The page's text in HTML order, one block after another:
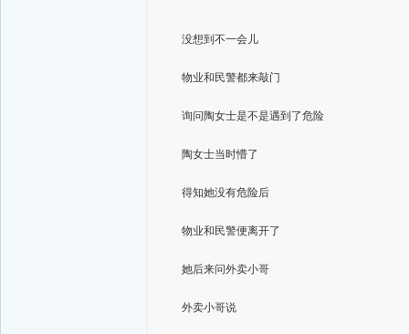
没想到不一会儿
物业和民警都来敲门
询问陶女士是不是遇到了危险
陶女士当时懵了
得知她没有危险后
物业和民警便离开了
她后来问外卖小哥
外卖小哥说